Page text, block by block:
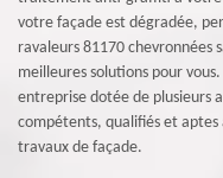
votre façade est dégradée,
ravaleurs 81170
meilleures solutions pour
entreprise dotée de plusieurs
compétents, qualifiés et aptes
travaux de façade.